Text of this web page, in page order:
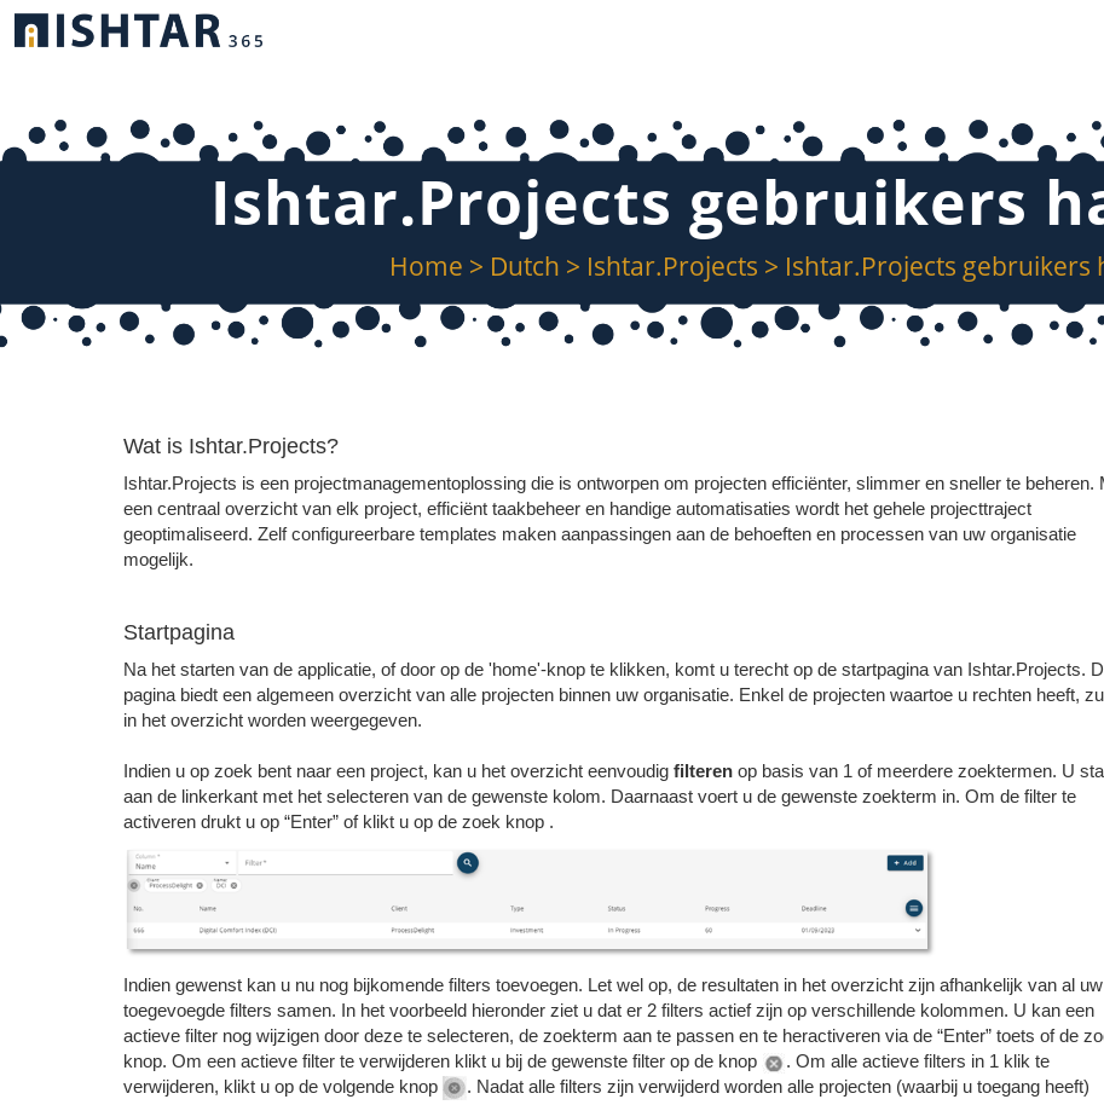
Ishtar.Projects gebruikers
Home > Dutch > Ishtar.Projects > Ishtar.Projects gebruikers
Wat is Ishtar.Projects?
Ishtar.Projects is een projectmanagementoplossing die is ontworpen om projecten efficiënter, slimmer en sneller te beheren.
een centraal overzicht van elk project, efficiënt taakbeheer en handige automatisaties wordt het gehele projecttraject
geoptimaliseerd. Zelf configureerbare templates maken aanpassingen aan de behoeften en processen van uw organisatie
mogelijk.
Startpagina
Na het starten van de applicatie, of door op de 'home'-knop te klikken, komt u terecht op de startpagina van Ishtar.Projects.
pagina biedt een algemeen overzicht van alle projecten binnen uw organisatie. Enkel de projecten waartoe u rechten heeft,
in het overzicht worden weergegeven.
Indien u op zoek bent naar een project, kan u het overzicht eenvoudig filteren op basis van 1 of meerdere zoektermen. U
aan de linkerkant met het selecteren van de gewenste kolom. Daarnaast voert u de gewenste zoekterm in. Om de filter te
activeren drukt u op “Enter” of klikt u op de zoek knop .
Indien gewenst kan u nu nog bijkomende filters toevoegen. Let wel op, de resultaten in het overzicht zijn afhankelijk van al uw
toegevoegde filters samen. In het voorbeeld hieronder ziet u dat er 2 filters actief zijn op verschillende kolommen. U kan een
actieve filter nog wijzigen door deze te selecteren, de zoekterm aan te passen en te heractiveren via de “Enter” toets of de
knop. Om een actieve filter te verwijderen klikt u bij de gewenste filter op de knop
. Om alle actieve filters in 1 klik te
verwijderen, klikt u op de volgende knop
. Nadat alle filters zijn verwijderd worden alle projecten (waarbij u toegang heeft)